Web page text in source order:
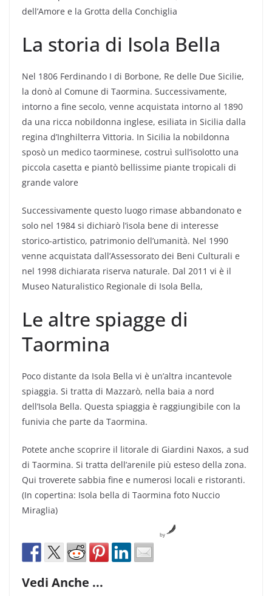
dell’Amore e la Grotta della Conchiglia
La storia di Isola Bella
Nel 1806 Ferdinando I di Borbone, Re delle Due Sicilie,
la donò al Comune di Taormina. Successivamente,
intorno a fine secolo, venne acquistata intorno al 1890
da una ricca nobildonna inglese, esiliata in Sicilia dalla
regina d’Inghilterra Vittoria. In Sicilia la nobildonna
sposò un medico taorminese, costruì sull’isolotto una
piccola casetta e piantò bellissime piante tropicali di
grande valore
Successivamente questo luogo rimase abbandonato e
solo nel 1984 si dichiarò l’isola bene di interesse
storico-artistico, patrimonio dell’umanità. Nel 1990
venne acquistata dall’Assessorato dei Beni Culturali e
nel 1998 dichiarata riserva naturale. Dal 2011 vi è il
Museo Naturalistico Regionale di Isola Bella,
Le altre spiagge di
Taormina
Poco distante da Isola Bella vi è un’altra incantevole
spiaggia. Si tratta di Mazzarò, nella baia a nord
dell’Isola Bella. Questa spiaggia è raggiungibile con la
funivia che parte da Taormina.
Potete anche scoprire il litorale di Giardini Naxos, a sud
di Taormina. Si tratta dell’arenile più esteso della zona.
Qui troverete sabbia fine e numerosi locali e ristoranti.
(In copertina: Isola bella di Taormina foto Nuccio
Miraglia)
by
Vedi Anche ...